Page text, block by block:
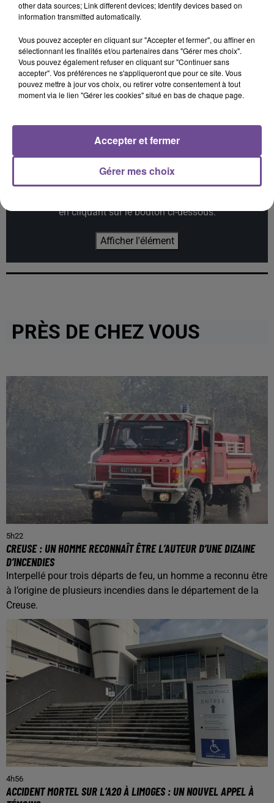
18h28
18h28
TEDDY SWIMS
Mr Know It All
18h18
18h18
JECK
La Recette
18h15
18h15
NICO
Am I Wrong
Cet élément est masqué compte-tenu du refus du
dépôt de cookies que vous avez exprimé. Si vous
en cliquant sur le bouton ci-dessous.
Afficher l'élément
PRÈS DE CHEZ VOUS
5h22
CREUSE : UN HOMME RECONNAÎT ÊTRE L’AUTEUR D’UNE DIZAINE
D’INCENDIES
Interpellé pour trois départs de feu, un homme a reconnu être
à l’origine de plusieurs incendies dans le département de la
Creuse.
4h56
ACCIDENT MORTEL SUR L’A20 À LIMOGES : UN NOUVEL APPEL À
other data sources; Link different devices; Identify devices based on
information transmitted automatically.
Vous pouvez accepter en cliquant sur "Accepter et fermer", ou affiner en
sélectionnant les finalités et/ou partenaires dans "Gérer mes choix".
Vous pouvez également refuser en cliquant sur "Continuer sans
accepter". Vos préférences ne s'appliqueront que pour ce site. Vous
pouvez mettre à jour vos choix, ou retirer votre consentement à tout
moment via le lien "Gérer les cookies" situé en bas de chaque page.
Gérer mes choix
Accepter et fermer